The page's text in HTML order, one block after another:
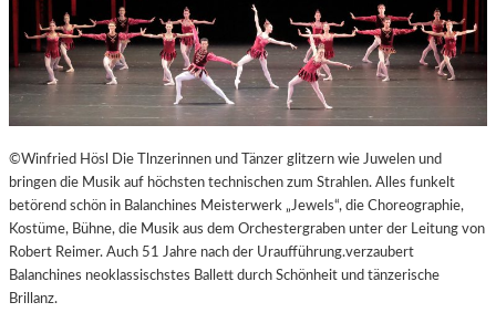
©Winfried Hösl Die Tlnzerinnen und Tänzer glitzern wie Juwelen und
bringen die Musik auf höchsten technischen zum Strahlen. Alles funkelt
betörend schön in Balanchines Meisterwerk „Jewels“, die Choreographie,
Kostüme, Bühne, die Musik aus dem Orchestergraben unter der Leitung von
Robert Reimer. Auch 51 Jahre nach der Uraufführung.verzaubert
Balanchines neoklassischstes Ballett durch Schönheit und tänzerische
Brillanz.